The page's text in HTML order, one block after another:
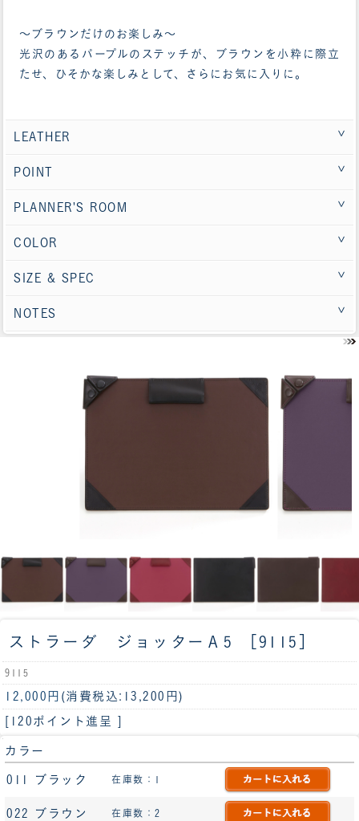
～ブラウンだけのお楽しみ～
光沢のあるパープルのステッチが、ブラウンを小粋に際立
たせ、ひそかな楽しみとして、さらにお気に入りに。
LEATHER
POINT
PLANNER'S ROOM
COLOR
SIZE & SPEC
NOTES
ストラーダ ジョッターＡ5 ［9115］
9115
12,000円 (消費税込:13,200円)
[120ポイント進呈 ]
カラー
011 ブラック 在庫数：1
022 ブラウン 在庫数：2